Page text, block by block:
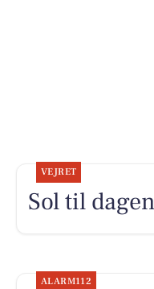
VEJRET
Sol til
ALARM112